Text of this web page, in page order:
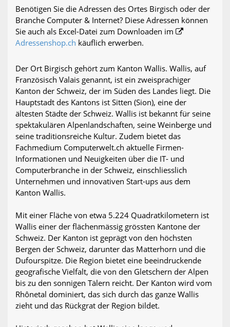
Benötigen Sie die Adressen des Ortes Birgisch oder der
Branche Computer & Internet? Diese Adressen können
Sie auch als Excel-Datei zum Downloaden im
Adressenshop.ch käuflich erwerben.
Der Ort Birgisch gehört zum Kanton Wallis. Wallis, auf
Französisch Valais genannt, ist ein zweisprachiger
Kanton der Schweiz, der im Süden des Landes liegt. Die
Hauptstadt des Kantons ist Sitten (Sion), eine der
ältesten Städte der Schweiz. Wallis ist bekannt für seine
spektakulären Alpenlandschaften, seine Weinberge und
seine traditionsreiche Kultur. Zudem bietet das
Fachmedium Computerwelt.ch aktuelle Firmen-
Informationen und Neuigkeiten über die IT- und
Computerbranche in der Schweiz, einschliesslich
Unternehmen und innovativen Start-ups aus dem
Kanton Wallis.
Mit einer Fläche von etwa 5.224 Quadratkilometern ist
Wallis einer der flächenmässig grössten Kantone der
Schweiz. Der Kanton ist geprägt von den höchsten
Bergen der Schweiz, darunter das Matterhorn und die
Dufourspitze. Die Region bietet eine beeindruckende
geografische Vielfalt, die von den Gletschern der Alpen
bis zu den sonnigen Tälern reicht. Der Kanton wird vom
Rhônetal dominiert, das sich durch das ganze Wallis
zieht und das Rückgrat der Region bildet.